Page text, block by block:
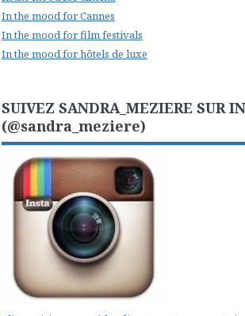
In the mood for Cannes
In the mood for film festivals
In the mood for hôtels de luxe
SUIVEZ SANDRA_MEZIERE SUR
(@sandra_meziere)